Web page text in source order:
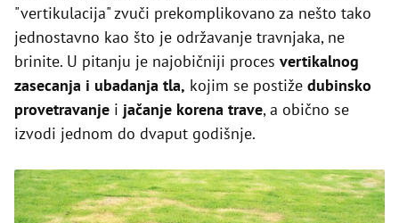
"vertikulacija" zvuči prekomplikovano za nešto tako
jednostavno kao što je održavanje travnjaka, ne
brinite. U pitanju je najobičniji proces vertikalnog
zasecanja i ubadanja tla, kojim se postiže dubinsko
provetravanje i jačanje korena trave, a obično se
izvodi jednom do dvaput godišnje.